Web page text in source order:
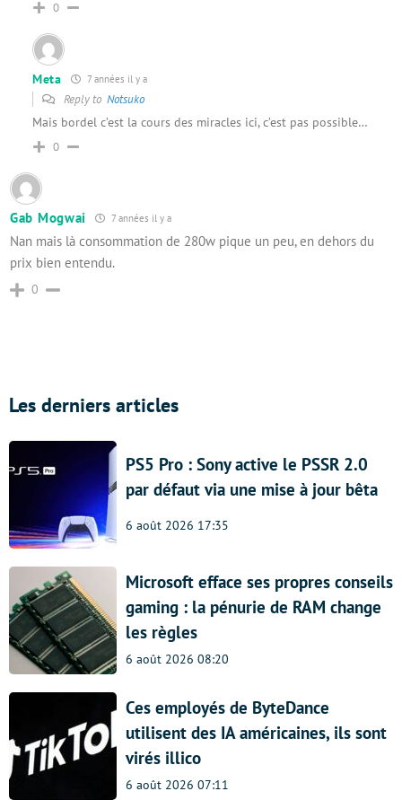
0
Meta 7 années il y a
Reply to Notsuko
Mais bordel c’est la cours des miracles ici, c’est pas possible…
0
Gab Mogwai 7 années il y a
Nan mais là consommation de 280w pique un peu, en dehors du
prix bien entendu.
0
Les derniers articles
PS5 Pro : Sony active le PSSR 2.0
par défaut via une mise à jour bêta
6 août 2026 17:35
Microsoft efface ses propres conseils
gaming : la pénurie de RAM change
les règles
6 août 2026 08:20
Ces employés de ByteDance
utilisent des IA américaines, ils sont
virés illico
6 août 2026 07:11